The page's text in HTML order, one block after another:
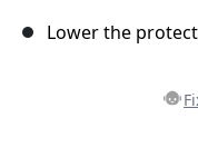
Lower the